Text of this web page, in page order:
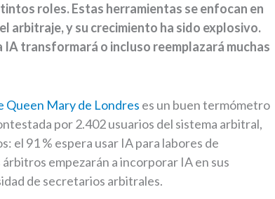
roles. Estas herramientas se enfocan en
arbitraje, y su crecimiento ha sido explosivo.
transformará o incluso reemplazará muchas
Queen Mary de Londres es un buen termómetro
por 2.402 usuarios del sistema arbitral,
el 91 % espera usar IA para labores de
empezarán a incorporar IA en sus
de secretarios arbitrales.